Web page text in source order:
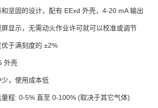
坚固的设计，配有 EExd 外壳，4-20 mA 输出
显示，无需动火作业许可就可以校准或调节
于满刻度的 ±2%
外壳
，使用成本低
程: 0-5% 直至 0-100% (取决于其它气体)